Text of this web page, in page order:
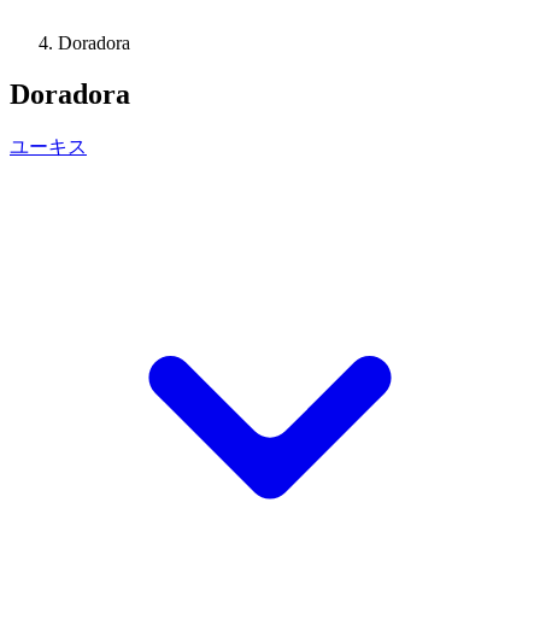
Doradora
Doradora
ユーキス